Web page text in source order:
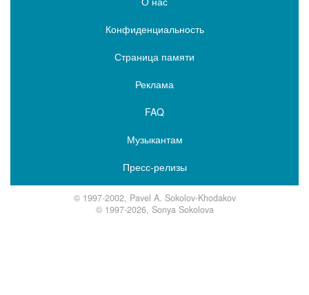
Конфиденциальность
Страница памяти
Реклама
FAQ
Музыкантам
Пресс-релизы
© 1997-2002, Pavel A. Sokolov-Khodakov
© 1997-2026, Sonya Sokolova